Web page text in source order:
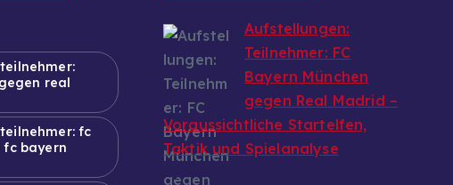
real
fc
fc bayern
Aufstellungen:
Teilnehmer: FC
Bayern München
gegen Real Madrid –
Voraussichtliche Startelfen,
Taktik und Spielanalyse